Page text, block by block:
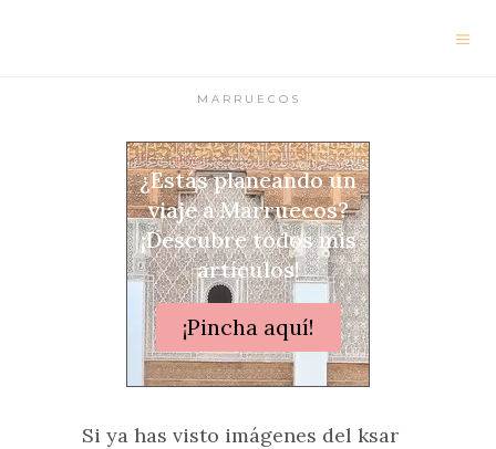
MARRUECOS
¿Estás planeando un
viaje a Marruecos?
¡Descubre todos mis
artículos!
¡Pincha aquí!
Si ya has visto imágenes del ksar